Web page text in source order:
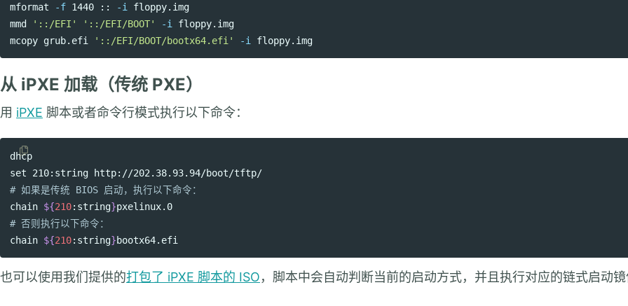
mformat
-f 1440 :: -i
floppy.img
mmd
'::/EFI' '::/EFI/BOOT' -i
floppy.img
mcopy grub.efi
'::/EFI/BOOT/bootx64.efi' -i floppy.img
从 iPXE 加载（传统 PXE）
用 iPXE 脚本或者命令行模式执行以下命令：
Copy code
dhcp
set
210:string http://202.38.93.94/boot/tftp/
# 如果是传统 BIOS 启动，执行以下命令：
chain ${210:string}
pxelinux.0
# 否则执行以下命令：
chain ${210:string}
也可以使用我们提供的打包了 iPXE 脚本的 ISO，脚本中会自动判断当前的启动方式，并且执行对应的链式启动